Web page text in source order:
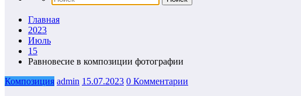
Главная
2023
Июль
15
Равновесие в композиции фотографии
Композиция admin 15.07.2023 0 Комментарии